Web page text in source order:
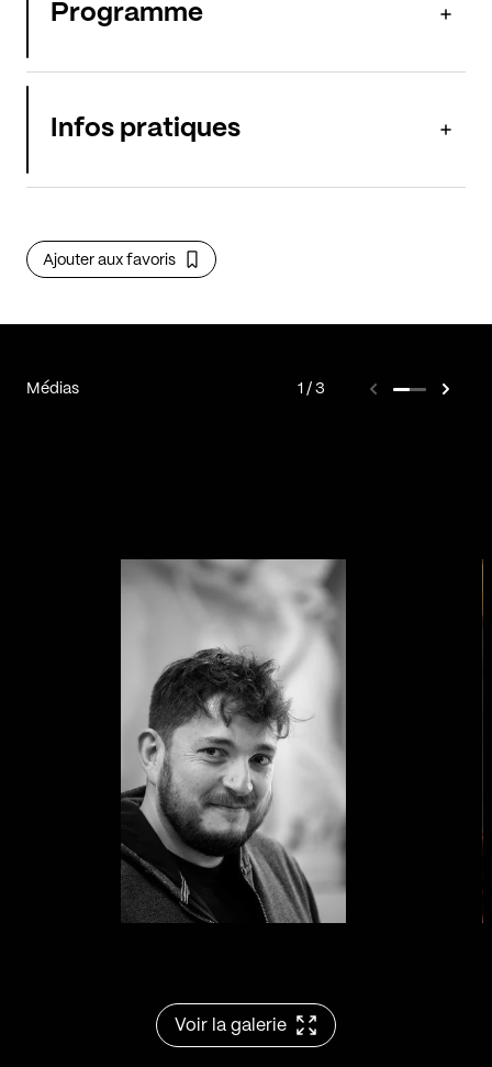
Programme
Infos pratiques
Ajouter aux favoris
Médias 1 3
Voir la galerie